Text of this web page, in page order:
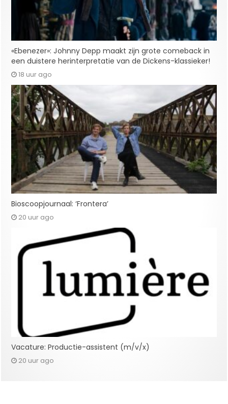
«Ebenezer»: Johnny Depp maakt zijn grote comeback in
een duistere herinterpretatie van de Dickens-klassieker!
18 uur ago
Bioscoopjournaal: ‘Frontera’
20 uur ago
Vacature: Productie-assistent (m/v/x)
20 uur ago